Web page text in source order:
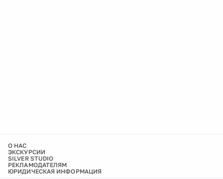
О НАС
ЭКСКУРСИИ
SILVER STUDIO
РЕКЛАМОДАТЕЛЯМ
ЮРИДИЧЕСКАЯ ИНФОРМАЦИЯ